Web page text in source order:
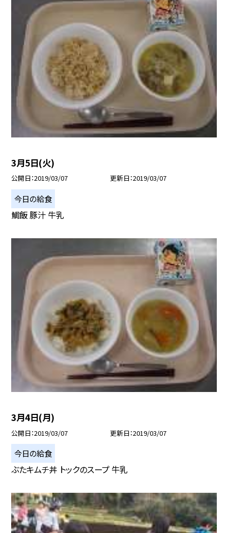
3月5日(火)
公開日 2019/03/07 更新日 2019/03/07
今日の給食
鯛飯 豚汁 牛乳
3月4日(月)
公開日 2019/03/07 更新日 2019/03/07
今日の給食
ぶたキムチ丼 トックのスープ 牛乳